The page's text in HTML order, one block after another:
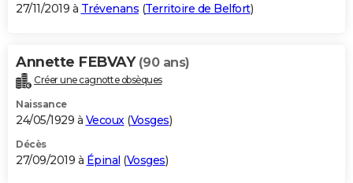
27/11/2019 à Trévenans (Territoire de Belfort)
Annette FEBVAY (90 ans)
Créer une cagnotte obsèques
Naissance
24/05/1929 à Vecoux(Vosges)
Décès
27/09/2019 à Épinal (Vosges)